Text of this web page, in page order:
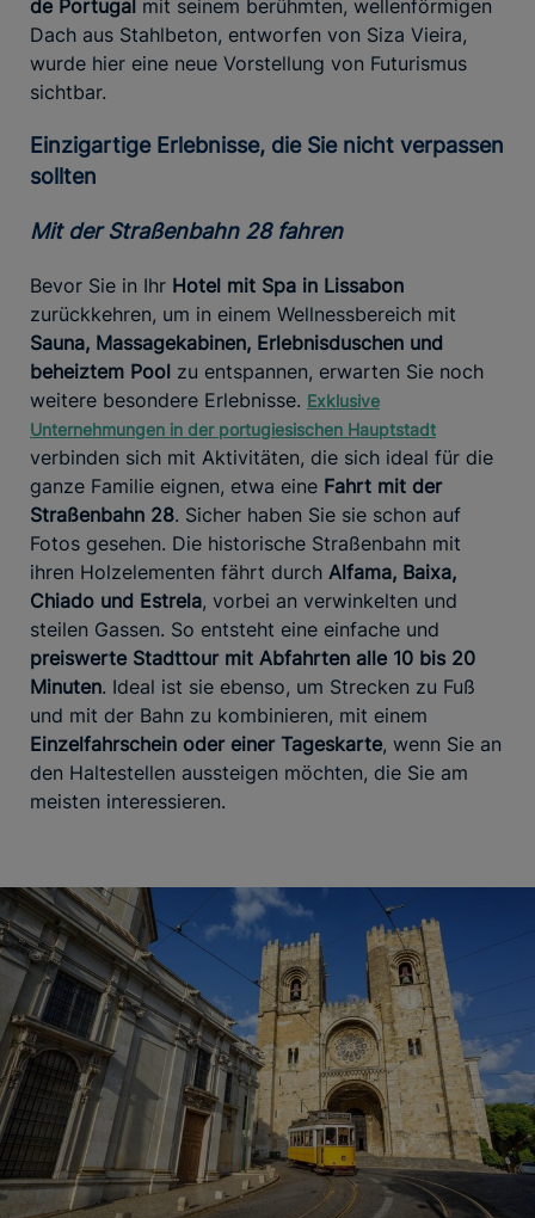
de Portugal mit seinem berühmten, wellenförmigen
Dach aus Stahlbeton, entworfen von Siza Vieira,
wurde hier eine neue Vorstellung von Futurismus
sichtbar.
Einzigartige Erlebnisse, die Sie nicht verpassen
sollten
Mit der Straßenbahn 28 fahren
Bevor Sie in Ihr Hotel mit Spa in Lissabon
zurückkehren, um in einem Wellnessbereich mit
Sauna, Massagekabinen, Erlebnisduschen und
beheiztem Pool zu entspannen, erwarten Sie noch
weitere besondere Erlebnisse. Exklusive
Unternehmungen in der portugiesischen Hauptstadt
verbinden sich mit Aktivitäten, die sich ideal für die
ganze Familie eignen, etwa eine Fahrt mit der
Straßenbahn 28. Sicher haben Sie sie schon auf
Fotos gesehen. Die historische Straßenbahn mit
ihren Holzelementen fährt durch Alfama, Baixa,
Chiado und Estrela, vorbei an verwinkelten und
steilen Gassen. So entsteht eine einfache und
preiswerte Stadttour mit Abfahrten alle 10 bis 20
Minuten. Ideal ist sie ebenso, um Strecken zu Fuß
und mit der Bahn zu kombinieren, mit einem
Einzelfahrschein oder einer Tageskarte, wenn Sie an
den Haltestellen aussteigen möchten, die Sie am
meisten interessieren.